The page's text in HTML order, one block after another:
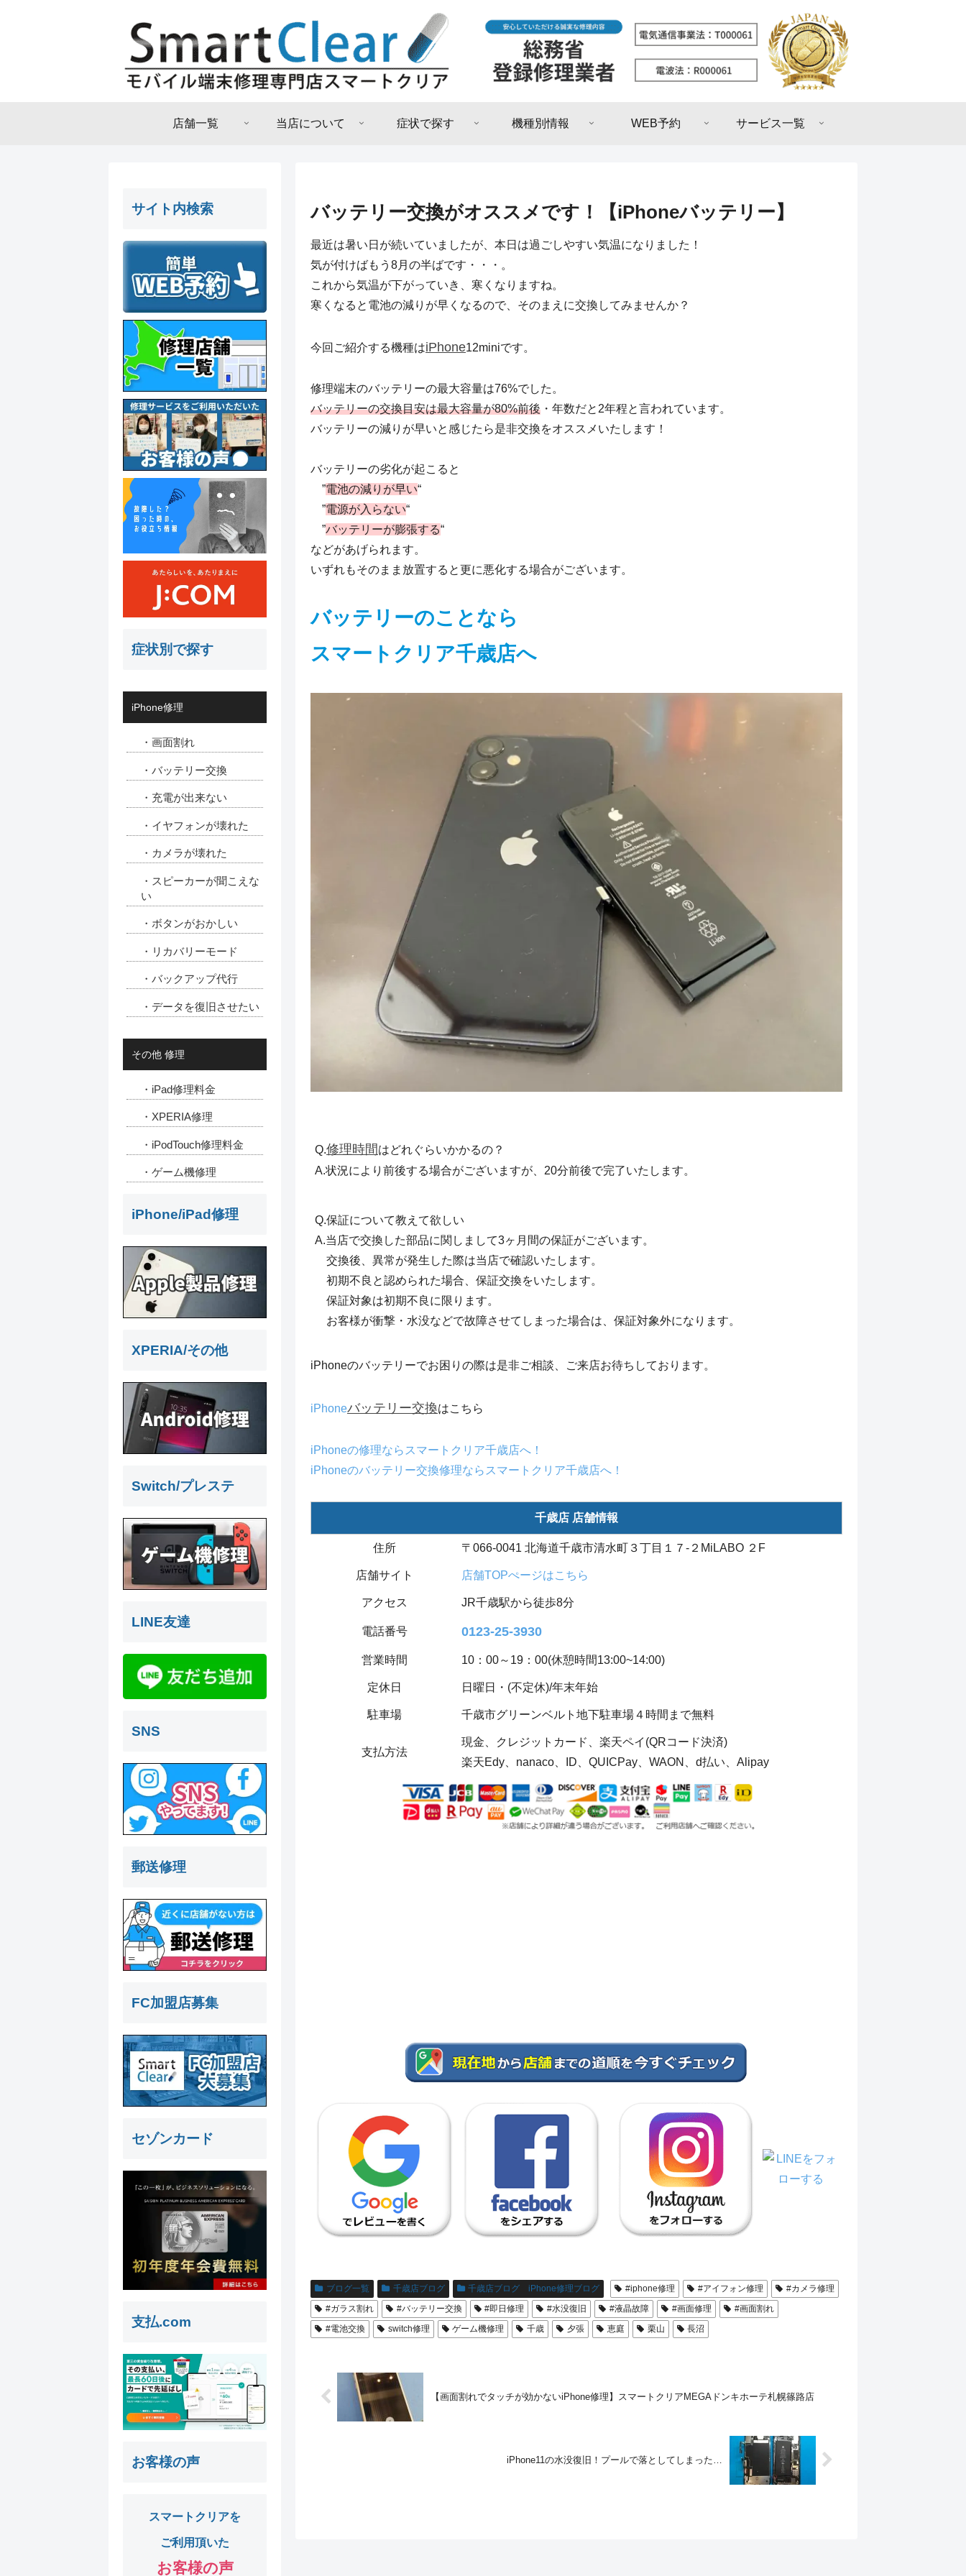
店舗一覧 当店について 症状で探す 機種別情報 WEB予約 サービス一覧
バッテリー交換がオススメです！【iPhoneバッテリー】
最近は暑い日が続いていましたが、本日は過ごしやすい気温になりました！
気が付けばもう8月の半ばです・・・。
これから気温が下がっていき、寒くなりますね。
寒くなると電池の減りが早くなるので、そのまえに交換してみませんか？
今回ご紹介する機種はiPhone12miniです。
修理端末のバッテリーの最大容量は76%でした。
バッテリーの交換目安は最大容量が80%前後 ・年数だと2年程と言われています。
バッテリーの減りが早いと感じたら是非交換をオススメいたします！
バッテリーの劣化が起こると
”電池の減りが早い“
”電源が入らない“
”バッテリーが膨張する“
などがあげられます。
いずれもそのまま放置すると更に悪化する場合がございます。
バッテリーのことなら
スマートクリア千歳店へ
Q.修理時間はどれぐらいかかるの？
A.状況により前後する場合がございますが、20分前後で完了いたします。
Q.保証について教えて欲しい
A.当店で交換した部品に関しまして3ヶ月間の保証がございます。
交換後、異常が発生した際は当店で確認いたします。
初期不良と認められた場合、保証交換をいたします。
保証対象は初期不良に限ります。
お客様が衝撃・水没などで故障させてしまった場合は、保証対象外になります。
iPhoneのバッテリーでお困りの際は是非ご相談、ご来店お待ちしております。
iPhoneバッテリー交換はこちら
iPhoneの修理ならスマートクリア千歳店へ！
iPhoneのバッテリー交換修理ならスマートクリア千歳店へ！
千歳店 店舗情報
住所 〒066-0041 北海道千歳市清水町３丁目１７-２MiLABO ２F
店舗サイト 店舗TOPぺージはこちら
アクセス JR千歳駅から徒歩8分
電話番号 0123-25-3930
営業時間 10：00～19：00(休憩時間13:00~14:00)
定休日 日曜日・(不定休)/年末年始
駐車場 千歳市グリーンベルト地下駐車場４時間まで無料
支払方法
現金、クレジットカード、楽天ペイ(QRコード決済)
楽天Edy、nanaco、ID、QUICPay、WAON、d払い、Alipay
ブログ一覧 千歳店ブログ 千歳店ブログ iPhone修理ブログ #iphone修理 #アイフォン修理
#カメラ修理
#ガラス割れ
#バッテリー交換 #即日修理 #水没復旧 #液晶故障 #画面修理
#画面割れ
#電池交換
switch修理 ゲーム機修理 千歳 夕張 恵庭 栗山 長沼
【画面割れでタッチが効かないiPhone修理】スマートクリアMEGAドンキホーテ札幌篠路店
iPhone11の水没復旧！プールで落としてしまった…
サイト内検索
症状別で探す
iPhone修理
・画面割れ
・バッテリー交換
・充電が出来ない
・イヤフォンが壊れた
・カメラが壊れた
・スピーカーが聞こえな
い
・ボタンがおかしい
・リカバリーモード
・バックアップ代行
・データを復旧させたい
その他 修理
・iPad修理料金
・XPERIA修理
・iPodTouch修理料金
・ゲーム機修理
iPhone/iPad修理
XPERIA/その他
Switch/プレステ
LINE友達
SNS
郵送修理
FC加盟店募集
セゾンカード
支払.com
お客様の声
スマートクリアを
ご利用頂いた
お客様の声